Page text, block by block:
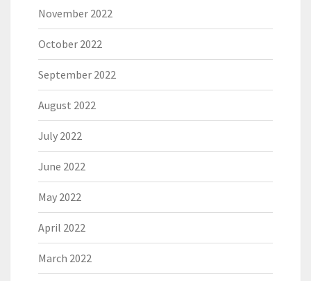
November 2022
October 2022
September 2022
August 2022
July 2022
June 2022
May 2022
April 2022
March 2022